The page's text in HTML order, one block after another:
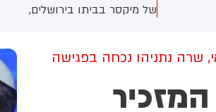
של מיקסר בביתו בירושלים,
שרה נתניהו נכחה בפגישה